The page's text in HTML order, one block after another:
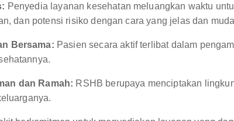
Penyedia layanan kesehatan meluangkan waktu
dan potensi risiko dengan cara yang jelas dan
Bersama: Pasien secara aktif terlibat dalam
dan Ramah: RSHB berupaya menciptakan